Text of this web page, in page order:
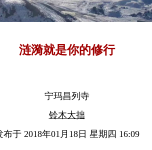
涟漪就是你的修行
宁玛昌列寺
铃木大拙
布于 2018年01月18日 星期四 16:09